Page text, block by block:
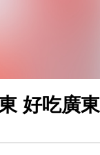
好吃廣東